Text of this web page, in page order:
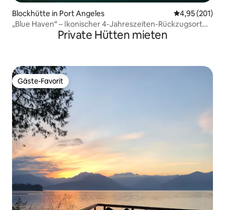
Blockhütte in Port Angeles
4,95 (201)
„Blue Haven“ – Ikonischer 4-Jahreszeiten-Rückzugsort
direkt am SeePrivate Hütten mieten
Gäste-Favorit
Gäste-Favorit